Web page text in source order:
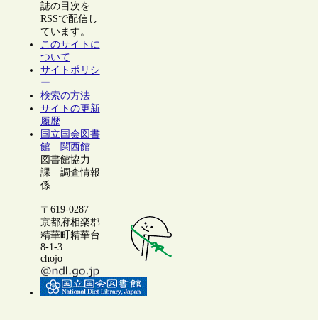
誌の目次を
RSSで配信し
ています。
このサイトに
ついて
サイトポリシ
ー
検索の方法
サイトの更新
履歴
国立国会図書
館 関西館
図書館協力
課 調査情報
係
〒619-0287
京都府相楽郡
精華町精華台
8-1-3
chojo